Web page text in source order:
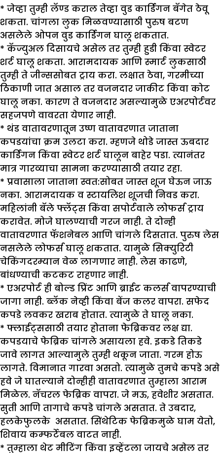
* जेव्हा तुम्ही लॅण्ड कराल तेव्हा वुड कार्डिगन बॅगेत ठेवू
शकता. चांगला लुक मिळवण्यासाठी पुरुष बटण
असलेले ओपन वुड कार्डिगन घालू शकतात.
* कॅज्युअल दिसायचे असेल तर तुम्ही हुडी किंवा स्वेटर
शर्ट घालू शकता. आरामदायक आणि स्मार्ट लुकसाठी
तुम्ही ते जीन्ससोबत ट्राय करा. लक्षात ठेवा, गरमीच्या
ठिकाणी जात असाल तर वजनदार जाकीट किंवा कोट
घालू नका. कारण ते वजनदार असल्यामुळे एअरपोर्टवर
सहजपणे वावरता येणार नाही.
* थंड वातावरणातून उष्ण वातावरणात जाताना
कपडयांचा क्रम उलटा करा. म्हणजे थोडे जास्त ऊबदार
कार्डिगन किंवा स्वेटर शर्ट घालून बाहेर पडा. त्यानंतर
मात्र गारव्याचा सामना करण्यासाठी तयार रहा.
* प्रवासाला जाताना स्वत:सोबत जास्त शूज घेऊन जाऊ
नका. आरामदायक व स्टायलिश शूजची निवड करा.
महिलांनी बॅले फ्लॅट्स किंवा सपोर्टवाले लोफर्स ट्राय
करावेत. मोजे घालण्याची गरज नाही. ते दोन्ही
वातावरणात फॅशनेबल आणि चांगले दिसतात. पुरुष लेस
नसलेले लोफर्स घालू शकतात. यामुळे सिक्युरिटी
चेकिंगदरम्यान वेळ लागणार नाही. लेस काढणे,
बांधण्याची कटकट राहणार नाही.
* एअरपोर्ट ही बोल्ड प्रिंट आणि ब्राईट कलर्स वापरण्याची
जागा नाही. ब्लॅक नेव्ही किंवा बेंज कलर वापरा. सफेद
कपडे लवकर खराब होतात. त्यामुळे ते घालू नका.
* फ्लाईट्ससाठी तयार होताना फेब्रिकवर लक्ष द्या.
कपडयाचे फेब्रिक चांगले असायला हवे. इकडे तिकडे
जावे लागत आल्यामुले तुम्ही थकून जाता. गरम होऊ
लागते. विमानात गारवा असतो. त्यामुळे तुमचे कपडे असे
हवे जे घातल्याने दोन्हीही वातावरणात तुम्हाला आराम
मिळेल. नॅचरल फेब्रिक वापरा. जे मऊ, हवेशीर असतात.
सुती आणि तागाचे कपडे चांगले असतात. ते उबदार,
हलकेफुलके असतात. सिंथेटिक फेब्रिकमुळे घाम येतो,
शिवाय कम्फर्टेबल वाटत नाही.
* तुम्हाला थेट मीटिंग किंवा इव्हेंटला जायचे असेल तर